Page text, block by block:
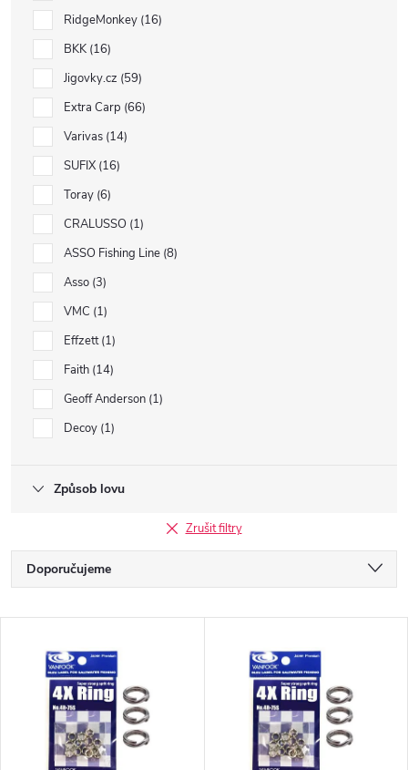
RidgeMonkey 16
BKK 16
Jigovky.cz 59
Extra Carp 66
Varivas 14
SUFIX 16
Toray 6
CRALUSSO 1
ASSO Fishing Line 8
Asso 3
VMC 1
Effzett 1
Faith 14
Geoff Anderson 1
Decoy 1
Způsob lovu
Zrušit filtry
Ř
a
Doporučujeme
Nejprodávanější
Abecedně